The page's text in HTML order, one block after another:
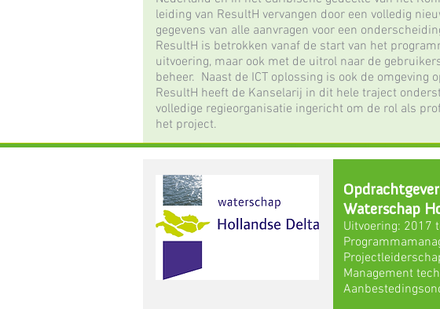
leiding van ResultH vervangen door een volledig
gegevens van alle aanvragen voor een
ResultH is betrokken vanaf de start van het
uitvoering, maar ook met de uitrol naar de
beheer. Naast de ICT oplossing is ook de
ResultH heeft de Kanselarij in dit hele traject
volledige regieorganisatie ingericht om de rol als
het project.
Waterschap
Uitvoering: 2017
Management